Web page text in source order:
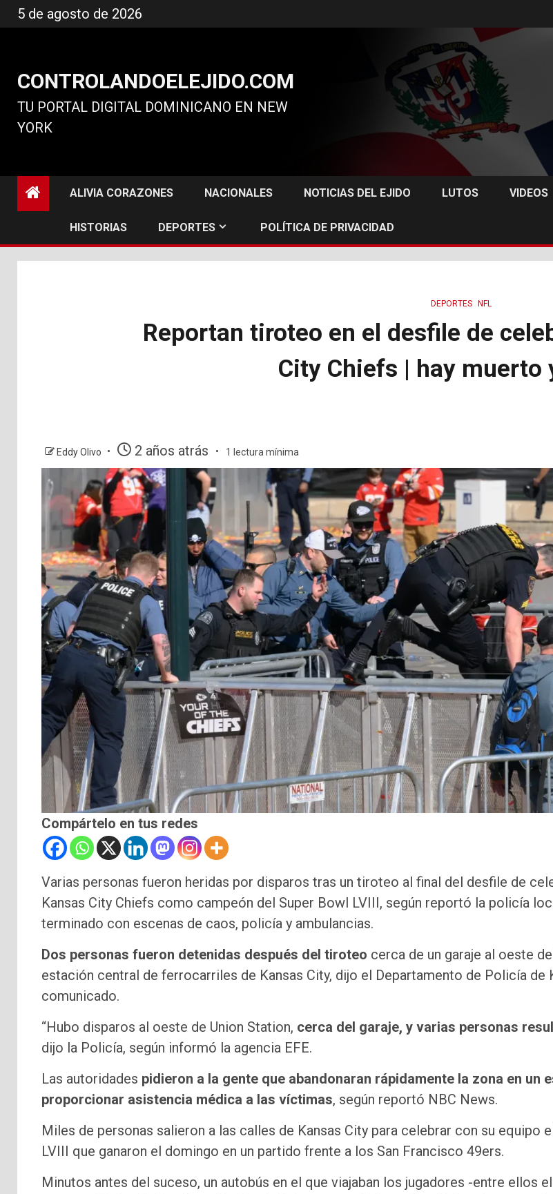
al
5 de agosto de 2026
CONTROLANDOELEJIDO.COM
TU PORTAL DIGITAL DOMINICANO EN NEW
YORK
ALIVIA CORAZONES NACIONALES NOTICIAS DEL EJIDO LUTOS VIDEOS
HISTORIAS DEPORTES POLÍTICA DE PRIVACIDAD
DEPORTES NFL
Reportan tiroteo en el desfile de
City Chiefs | hay muerto
Eddy Olivo 2 años atrás 1 lectura mínima
Compártelo en tus redes
Varias personas fueron heridas por disparos tras un tiroteo al final del desfile de
Kansas City Chiefs como campeón del Super Bowl LVIII, según reportó la policía
terminado con escenas de caos, policía y ambulancias.
Dos personas fueron detenidas después del tiroteo cerca de un garaje al oeste
estación central de ferrocarriles de Kansas City, dijo el Departamento de Policía de
comunicado.
“Hubo disparos al oeste de Union Station, cerca del garaje, y varias personas
dijo la Policía, según informó la agencia EFE.
Las autoridades pidieron a la gente que abandonaran rápidamente la zona en un
proporcionar asistencia médica a las víctimas, según reportó NBC News.
Miles de personas salieron a las calles de Kansas City para celebrar con su equipo
LVIII que ganaron el domingo en un partido frente a los San Francisco 49ers.
Minutos antes del suceso, un autobús en el que viajaban los jugadores -entre ellos